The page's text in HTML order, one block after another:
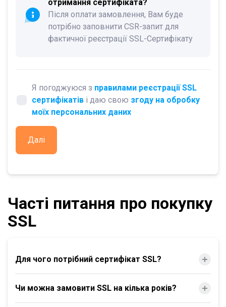
отримання сертифіката?
Після оплати замовлення, Вам буде
потрібно заповнити CSR-запит для
фактичної реєстрації SSL-Сертифікату
Далі
Я погоджуюся з правилами реєстрації SSL
сертифікатів і даю свою згоду на обробку
моїх персональних даних
Часті питання про покупку
SSL
Для чого потрібний сертифікат SSL?
Чи можна замовити SSL на кілька років?